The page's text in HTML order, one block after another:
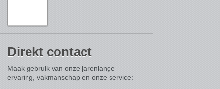
Direkt contact
Maak gebruik van onze jarenlange
ervaring, vakmanschap en onze service: